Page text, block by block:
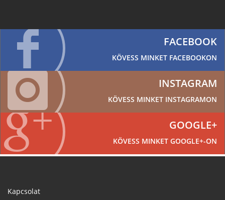
FACEBOOK
KÖVESS MINKET FACEBOOKON
INSTAGRAM
KÖVESS MINKET INSTAGRAMON
GOOGLE+
KÖVESS MINKET GOOGLE+-ON
Kapcsolat